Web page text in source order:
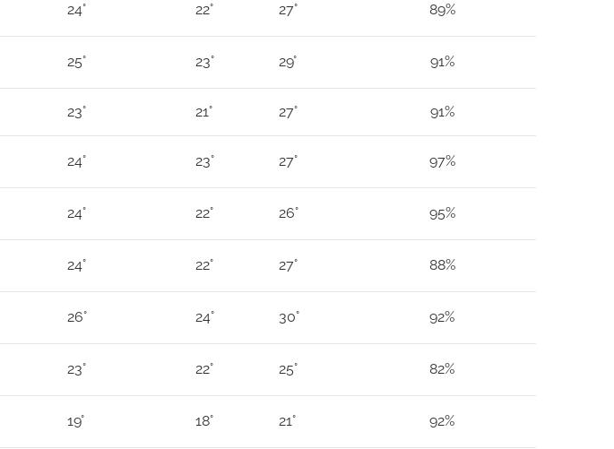
24° 22° 27° 89%
25° 23° 29° 91%
23° 21° 27° 91%
24° 23° 27° 97%
24° 22° 26° 95%
24° 22° 27° 88%
26° 24° 30° 92%
23° 22° 25° 82%
19° 18° 21° 92%